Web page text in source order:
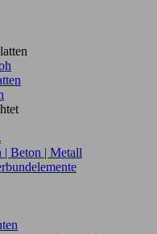
| Beton | Metall